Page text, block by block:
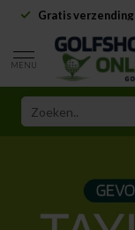
Gratis verzending
MENU